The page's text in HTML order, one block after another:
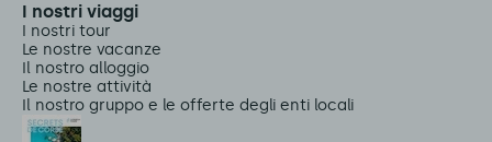
I nostri viaggi
I nostri tour
Le nostre vacanze
Il nostro alloggio
Le nostre attività
Il nostro gruppo e le offerte degli enti locali